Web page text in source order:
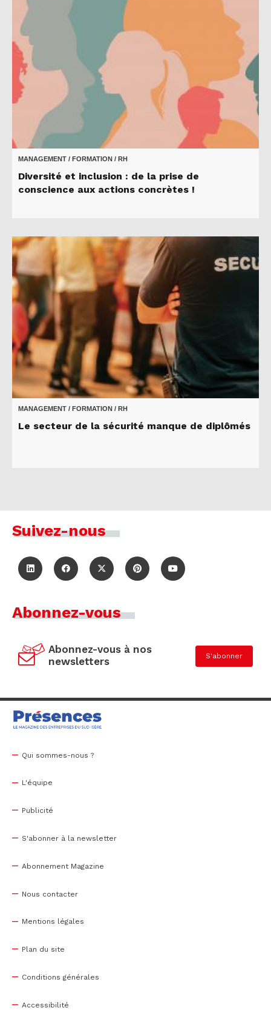
MANAGEMENT / FORMATION / RH
Diversité et inclusion : de la prise de
conscience aux actions concrètes !
MANAGEMENT / FORMATION / RH
Le secteur de la sécurité manque de diplômés
Suivez-nous
Abonnez-vous
Abonnez-vous à nos
newsletters
S'abonner
Qui sommes-nous ?
L'équipe
Publicité
S'abonner à la newsletter
Abonnement Magazine
Nous contacter
Mentions légales
Plan du site
Conditions générales
Accessibilité